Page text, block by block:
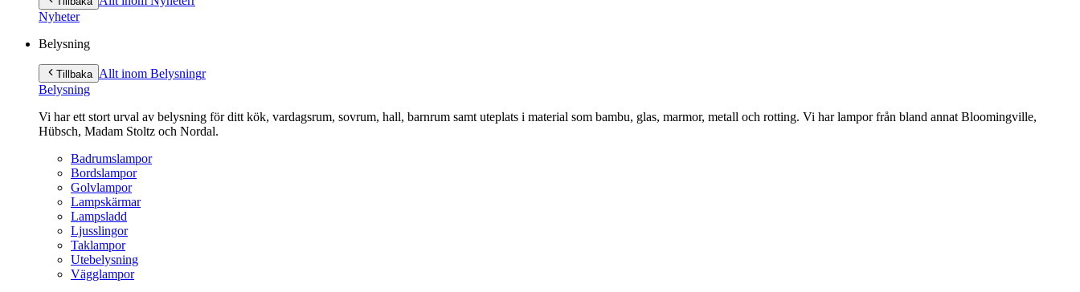
innehållNyheter
Belysning
Tillbaka Allt inom Belysningr
Belysning
Vi har ett stort urval av belysning för ditt kök, vardagsrum, sovrum, hall, barnrum samt uteplats i material som bambu, glas, marmor, metall och rotting. Vi har lampor från bland annat Bloomingville,
Hübsch, Madam Stoltz och Nordal.
Badrumslampor
Bordslampor
Golvlampor
Lampskärmar
Lampsladd
Ljusslingor
Taklampor
Utebelysning
Vägglampor